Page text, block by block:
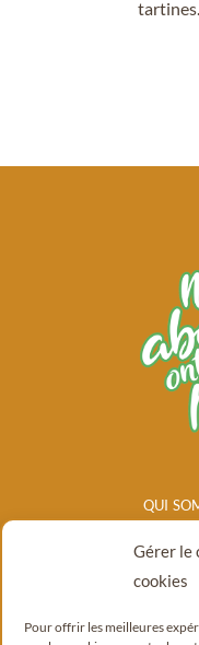
Gérer le
cookies
Pour offrir les meilleures
tartines.
QUI
POINTS
BLOG